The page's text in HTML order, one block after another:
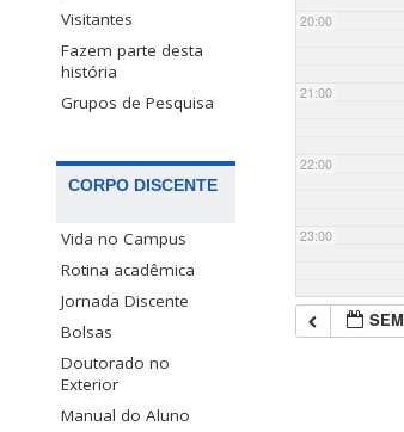
Visitantes
Fazem parte desta
história
Grupos de Pesquisa
CORPO DISCENTE
Vida no Campus
Rotina acadêmica
Jornada Discente
Bolsas
Doutorado no
Exterior
Manual do Aluno
20:00
21:00
22:00
23:00